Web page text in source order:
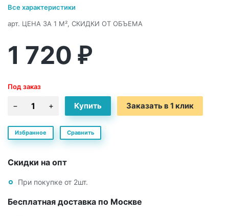
Все характеристики
арт. ЦЕНА ЗА 1 М², СКИДКИ ОТ ОБЪЕМА
1 720 ₽
Под заказ
Заказать в 1 клик
Избранное Сравнить
Скидки на опт
При покупке от 2шт.
Бесплатная доставка по Москве